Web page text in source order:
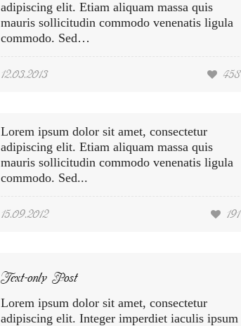
adipiscing elit. Etiam aliquam massa quis
mauris sollicitudin commodo venenatis ligula
commodo. Sed…
12.03.2013 458
Lorem ipsum dolor sit amet, consectetur
adipiscing elit. Etiam aliquam massa quis
mauris sollicitudin commodo venenatis ligula
commodo. Sed...
15.09.2012 191
Text-only Post
Lorem ipsum dolor sit amet, consectetur
adipiscing elit. Integer imperdiet iaculis ipsum